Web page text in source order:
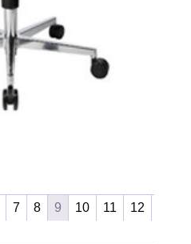
7 8 9 10 11
12